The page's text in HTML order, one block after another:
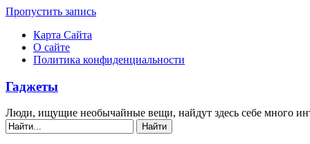
Пропустить запись
Карта Сайта
О сайте
Политика конфиденциальности
Гаджеты
Люди, ищущие необычайные вещи, найдут здесь себе много